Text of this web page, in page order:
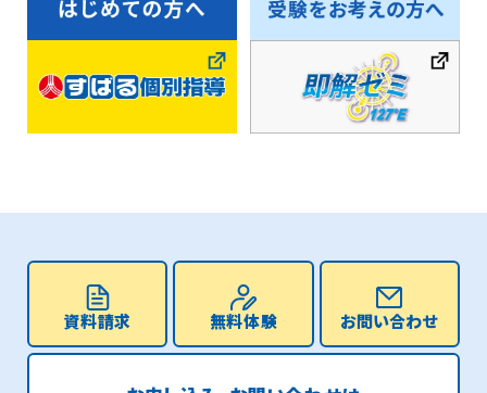
資料請求 無料体験 お問い合わせ